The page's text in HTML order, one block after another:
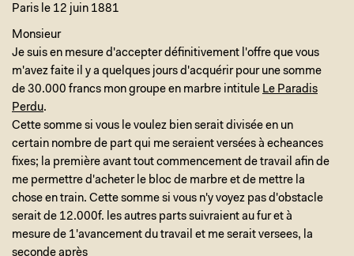
Paris le 12 juin 1881
Monsieur
Je suis en mesure d'accepter définitivement l'offre que vous
m'avez faite il y a quelques jours d'acquérir pour une somme
de 30.000 francs mon groupe en marbre intitule Le Paradis
Perdu.
Cette somme si vous le voulez bien serait divisée en un
certain nombre de part qui me seraient versées à echeances
fixes; la première avant tout commencement de travail afin de
me permettre d'acheter le bloc de marbre et de mettre la
chose en train. Cette somme si vous n'y voyez pas d'obstacle
serait de 12.000f. les autres parts suivraient au fur et à
mesure de 1'avancement du travail et me serait versees, la
seconde après